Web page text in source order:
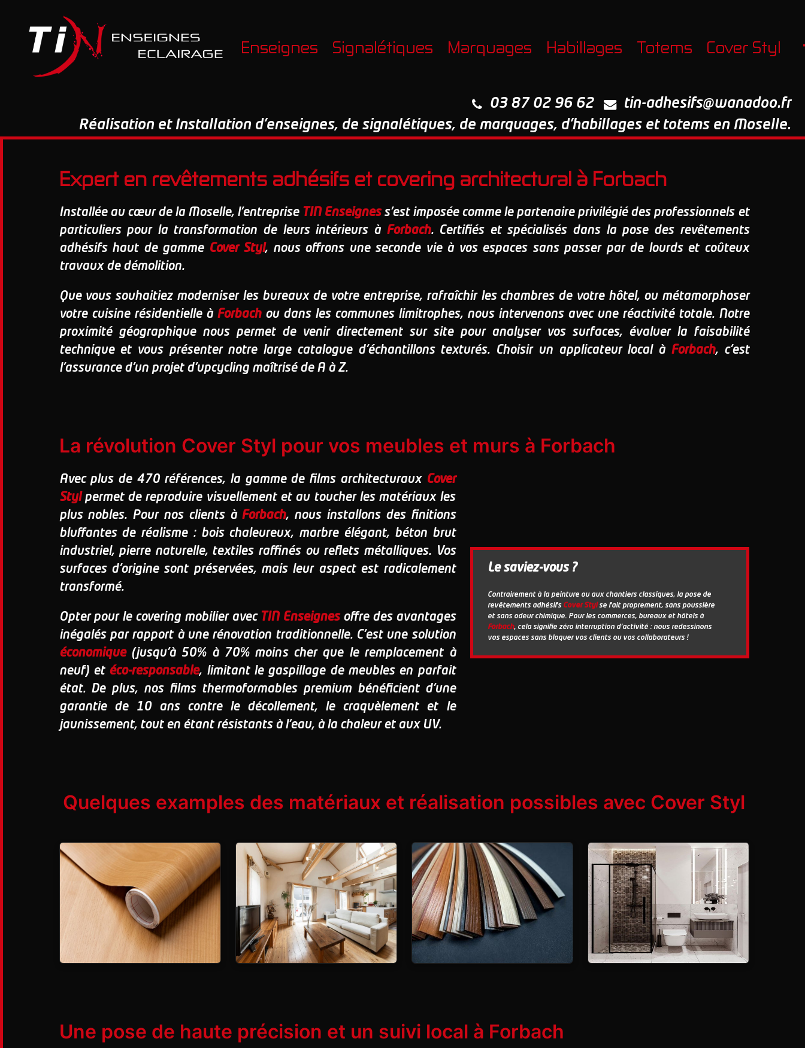
Enseignes Signalétiques Marquages Habillages Totems Cover Styl
03 87 02 96 62
tin-adhesifs@wanadoo.fr
Réalisation et Installation d'enseignes, de signalétiques, de marquages, d'habillages et totems en Moselle.
Expert en revêtements adhésifs et covering architectural à Forbach
Installée au cœur de la Moselle, l'entreprise TIN Enseigness'est imposée comme le partenaire privilégié des professionnels et
particuliers pour la transformation de leurs intérieurs à Forbach. Certifiés et spécialisés dans la pose des revêtements
adhésifs haut de gamme Cover Styl, nous offrons une seconde vie à vos espaces sans passer par de lourds et coûteux
travaux de démolition.
Que vous souhaitiez moderniser les bureaux de votre entreprise, rafraîchir les chambres de votre hôtel, ou métamorphoser
votre cuisine résidentielle à Forbachou dans les communes limitrophes, nous intervenons avec une réactivité totale. Notre
proximité géographique nous permet de venir directement sur site pour analyser vos surfaces, évaluer la faisabilité
technique et vous présenter notre large catalogue d'échantillons texturés. Choisir un applicateur local à Forbach, c'est
l'assurance d'un projet d'upcycling maîtrisé de A à Z.
La révolution Cover Styl pour vos meubles et murs à Forbach
Avec plus de 470 références, la gamme de films architecturaux Cover
Stylpermet de reproduire visuellement et au toucher les matériaux les
plus nobles. Pour nos clients à Forbach, nous installons des finitions
bluffantes de réalisme : bois chaleureux, marbre élégant, béton brut
industriel, pierre naturelle, textiles raffinés ou reflets métalliques. Vos
surfaces d'origine sont préservées, mais leur aspect est radicalement
transformé.
Opter pour le covering mobilier avec TIN Enseignesoffre des avantages
inégalés par rapport à une rénovation traditionnelle. C'est une solution
économique(jusqu'à 50% à 70% moins cher que le remplacement à
neuf) et éco-responsable, limitant le gaspillage de meubles en parfait
état. De plus, nos films thermoformables premium bénéficient d'une
garantie de 10 ans contre le décollement, le craquèlement et le
jaunissement, tout en étant résistants à l'eau, à la chaleur et aux UV.
Le saviez-vous ?
Contrairement à la peinture ou aux chantiers classiques, la pose de
revêtements adhésifs Cover Stylse fait proprement, sans poussière
et sans odeur chimique. Pour les commerces, bureaux et hôtels à
Forbach, cela signifie zéro interruption d'activité : nous redessinons
vos espaces sans bloquer vos clients ou vos collaborateurs !
Quelques examples des matériaux et réalisation possibles avec Cover Styl
Une pose de haute précision et un suivi local à Forbach